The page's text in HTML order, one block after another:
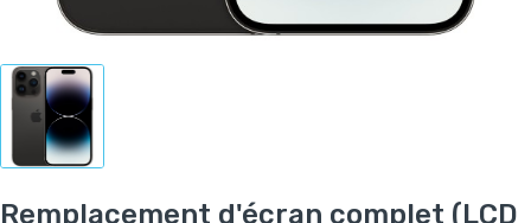
Remplacement d'écran complet (LCD